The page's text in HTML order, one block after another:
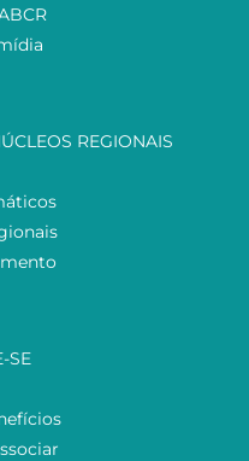
REGIONAIS
SE